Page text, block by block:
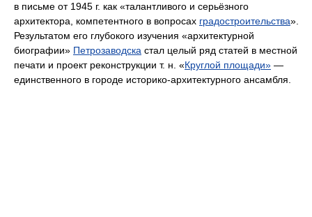
в письме от 1945 г. как «талантливого и серьёзного
архитектора, компетентного в вопросах градостроительства».
Результатом его глубокого изучения «архитектурной
биографии» Петрозаводска стал целый ряд статей в местной
печати и проект реконструкции т. н. «Круглой площади» —
единственного в городе историко-архитектурного ансамбля.